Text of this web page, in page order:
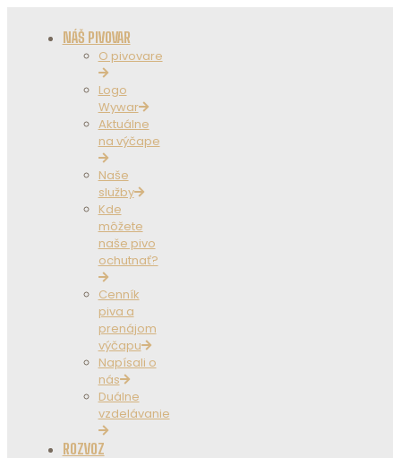
NÁŠ PIVOVAR
O pivovare
Logo
Wywar
Aktuálne
na výčape
Naše
služby
Kde
môžete
naše pivo
ochutnať?
Cenník
piva a
prenájom
výčapu
Napísali o
nás
Duálne
vzdelávanie
ROZVOZ